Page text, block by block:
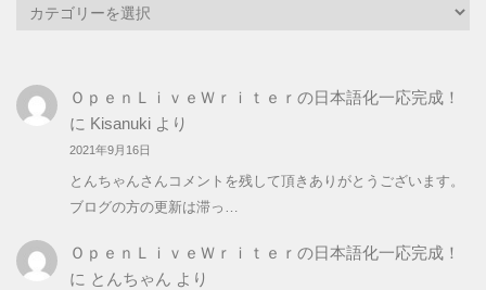
リ
ー
ＯｐｅｎＬｉｖｅＷｒｉｔｅｒの日本語化一応完成！
に Kisanukiより
2021年9月16日
とんちゃんさんコメントを残して頂きありがとうございます。
ブログの方の更新は滞っ…
ＯｐｅｎＬｉｖｅＷｒｉｔｅｒの日本語化一応完成！
に とんちゃん より